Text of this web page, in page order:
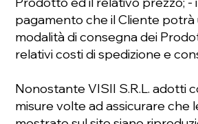
pagamento che il Cliente potrà
modalità di consegna dei
relativi costi di spedizione e
Nonostante VISII S.R.L. adotti
misure volte ad assicurare che